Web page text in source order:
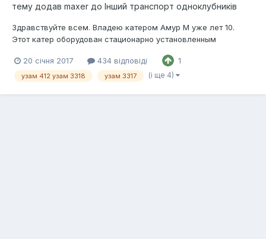
тему додав maxer до Інший транспорт одноклубників
Здравствуйте всем. Владею катером Амур М уже лет 10.
Этот катер оборудован стационарно установленным
ему хотя бы лошадей 10, в идеале - довести до 90-100.
Параметры работы мотора несколько другие, не такие как на
20 січня 2017 434 відповіді 1
узам 412 узам 3318 узам 3317 (і ще 4)